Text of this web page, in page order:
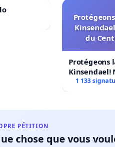
du
Protégeons
Kinsendael!
Centre
1 133
PÉTITION
chose que vous